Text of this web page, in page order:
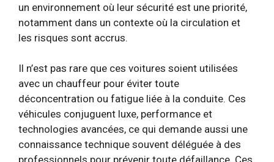
un environnement où leur sécurité est une priorité,
notamment dans un contexte où la circulation et
les risques sont accrus.
Il n’est pas rare que ces voitures soient utilisées
avec un chauffeur pour éviter toute
déconcentration ou fatigue liée à la conduite. Ces
véhicules conjuguent luxe, performance et
technologies avancées, ce qui demande aussi une
connaissance technique souvent déléguée à des
professionnels pour prévenir toute défaillance. Ces